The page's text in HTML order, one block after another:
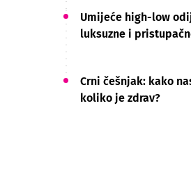
Umijeće high-low
luksuzne i
Crni češnjak: kako
koliko je zdrav?